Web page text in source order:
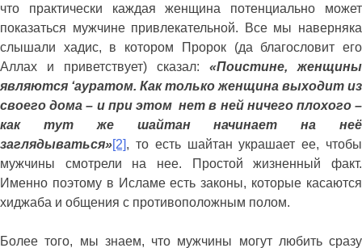
что практически каждая женщина потенциально может
показаться мужчине привлекательной. Все мы наверняка
слышали хадис, в котором Пророк (да благословит его
Аллах и приветствует) сказал: «Поистине, женщины
являются ‘ауратом. Как только женщина выходит из
своего дома – и при этом нет в ней ничего плохого –
как тут же шайтан начинает на неё
заглядываться»[2], то есть шайтан украшает ее, чтобы
мужчины смотрели на нее. Простой жизненный факт.
Именно поэтому в Исламе есть законы, которые касаются
хиджаба и общения с противоположным полом.
Более того, мы знаем, что мужчины могут любить сразу